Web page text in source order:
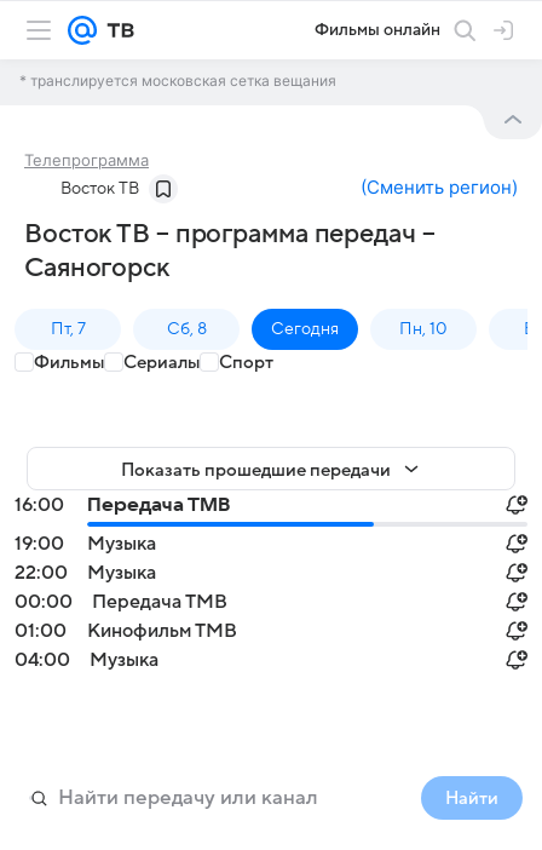
Фильмы онлайн
* транслируется московская сетка вещания
Телепрограмма
Восток ТВ (Сменить регион)
Восток ТВ – программа передач –
Саяногорск
Пт, 7 Сб, 8 Сегодня Пн, 10
Фильмы Сериалы Спорт
Показать прошедшие передачи
16:00
Передача ТМВ
19:00
Музыка
22:00
Музыка
00:00
Передача ТМВ
01:00
Кинофильм ТМВ
04:00
Музыка
Найти